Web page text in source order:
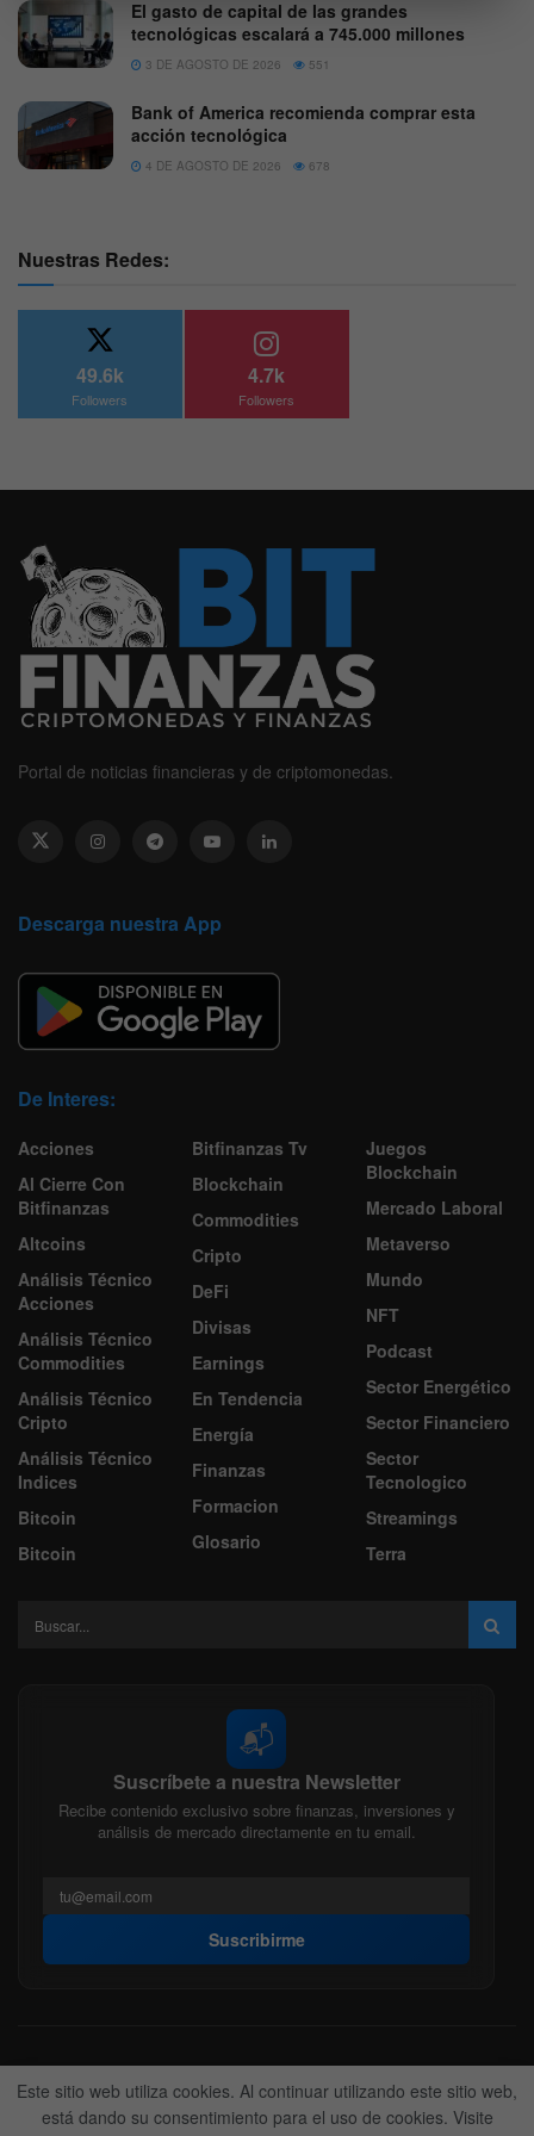
El gasto de capital de las grandes
tecnológicas escalará a 745.000 millones
3 DE AGOSTO DE 2026 551
Bank of America recomienda comprar esta
acción tecnológica
4 DE AGOSTO DE 2026 678
Nuestras Redes:
49.6k
Followers
4.7k
Followers
Portal de noticias financieras y de criptomonedas.
Descarga nuestra App
De Interes:
Acciones
Al Cierre Con
Bitfinanzas
Altcoins
Análisis Técnico
Acciones
Análisis Técnico
Commodities
Análisis Técnico
Cripto
Análisis Técnico
Indices
Bitcoin
Bitcoin
Bitfinanzas Tv
Blockchain
Commodities
Cripto
DeFi
Divisas
Earnings
En Tendencia
Energía
Finanzas
Formacion
Glosario
Juegos
Blockchain
Mercado Laboral
Metaverso
Mundo
NFT
Podcast
Sector Energético
Sector Financiero
Sector
Tecnologico
Streamings
Terra
📬
Suscríbete a nuestra Newsletter
Recibe contenido exclusivo sobre finanzas, inversiones y
análisis de mercado directamente en tu email.
Suscribirme
Acerca de nosotros Politica Editorial
Nuestro Equipo
Contactanos
Anunciate
Este sitio web utiliza cookies. Al continuar utilizando este sitio web,
está dando su consentimiento para el uso de cookies. Visite